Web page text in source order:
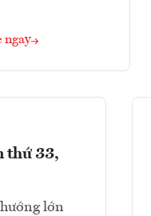
ngay
thứ 33,
lớn